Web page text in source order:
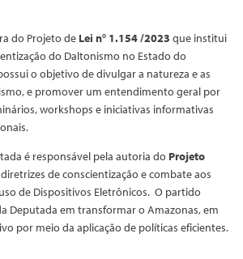
do Projeto de Lei n° 1.154 /2023 que institui
do Daltonismo no Estado do
o objetivo de divulgar a natureza e as
e promover um entendimento geral por
workshops e iniciativas informativas
é responsável pela autoria do Projeto
de conscientização e combate aos
de Dispositivos Eletrônicos. O partido
Deputada em transformar o Amazonas, em
por meio da aplicação de políticas eficientes.